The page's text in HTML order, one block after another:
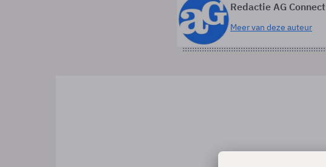
Redactie AG Connect
Meer van deze auteur